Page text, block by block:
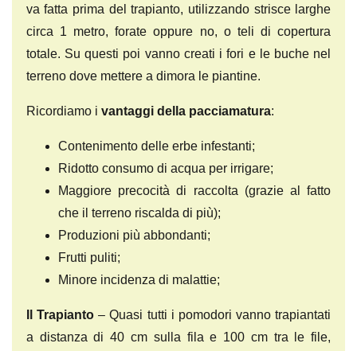
va fatta prima del trapianto, utilizzando strisce larghe
circa 1 metro, forate oppure no, o teli di copertura
totale. Su questi poi vanno creati i fori e le buche nel
terreno dove mettere a dimora le piantine.
Ricordiamo i vantaggi della pacciamatura:
Contenimento delle erbe infestanti;
Ridotto consumo di acqua per irrigare;
Maggiore precocità di raccolta (grazie al fatto
che il terreno riscalda di più);
Produzioni più abbondanti;
Frutti puliti;
Minore incidenza di malattie;
Il Trapianto– Quasi tutti i pomodori vanno trapiantati
a distanza di 40 cm sulla fila e 100 cm tra le file,